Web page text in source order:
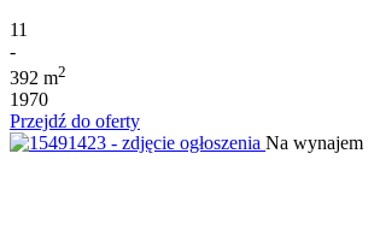
11
-
392 m2
1970
Przejdź do oferty
Na wynajem